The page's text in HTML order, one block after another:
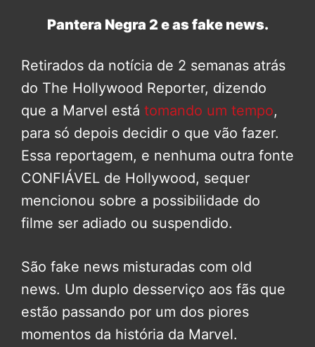
Pantera Negra 2 e as fake news.
Retirados da notícia de 2 semanas atrás
do The Hollywood Reporter, dizendo
que a Marvel está tomando um tempo,
para só depois decidir o que vão fazer.
Essa reportagem, e nenhuma outra fonte
CONFIÁVEL de Hollywood, sequer
mencionou sobre a possibilidade do
filme ser adiado ou suspendido.
São fake news misturadas com old
news. Um duplo desserviço aos fãs que
estão passando por um dos piores
momentos da história da Marvel.